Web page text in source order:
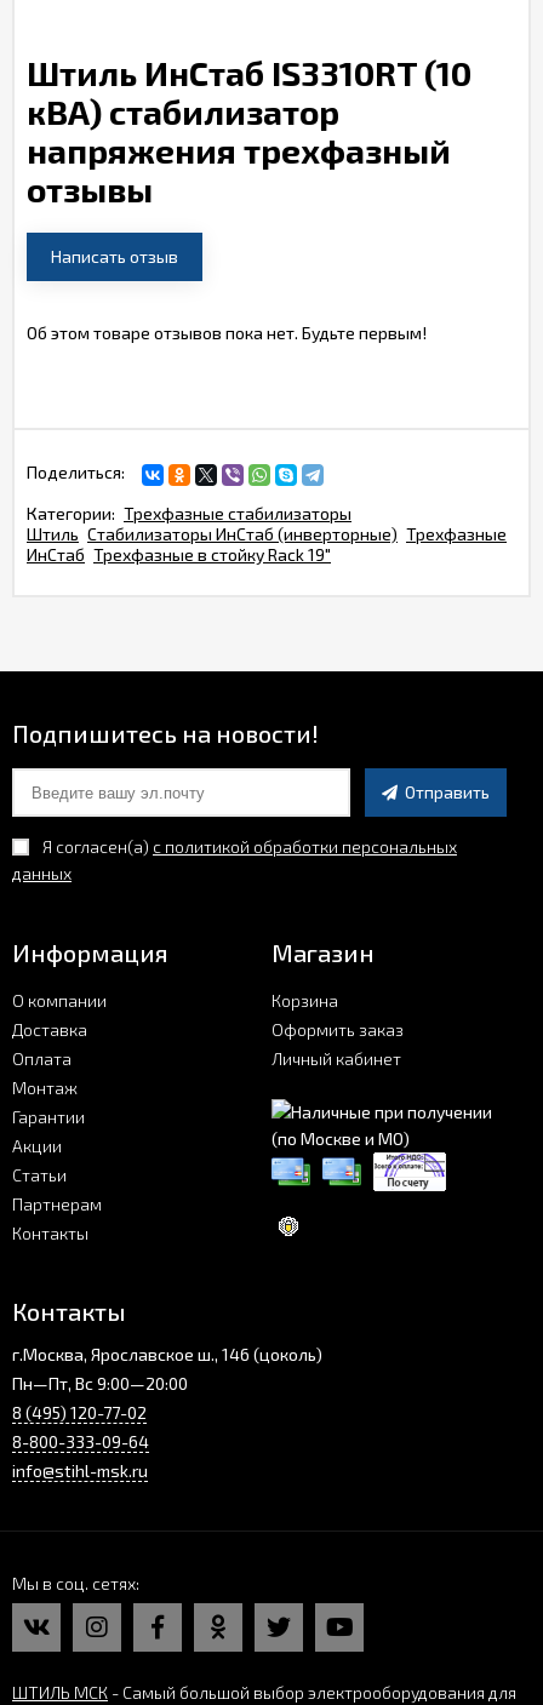
Штиль ИнСтаб IS3310RT (10
кВА) стабилизатор
напряжения трехфазный
отзывы
Написать отзыв
Об этом товаре отзывов пока нет. Будьте первым!
Поделиться:
Категории: Трехфазные стабилизаторы
Штиль Стабилизаторы ИнСтаб (инверторные) Трехфазные
ИнСтаб Трехфазные в стойку Rack 19"
Подпишитесь на новости!
Отправить
Я согласен(a) с политикой обработки персональных
данных
Информация
О компании
Доставка
Оплата
Монтаж
Гарантии
Акции
Статьи
Партнерам
Контакты
Магазин
Корзина
Оформить заказ
Личный кабинет
Контакты
г.Москва, Ярославское ш., 146 (цоколь)
Пн—Пт, Вс 9:00—20:00
8 (495) 120-77-02
8-800-333-09-64
info@stihl-msk.ru
Мы в соц. сетях
ШТИЛЬ МСК - Самый большой выбор электрооборудования для